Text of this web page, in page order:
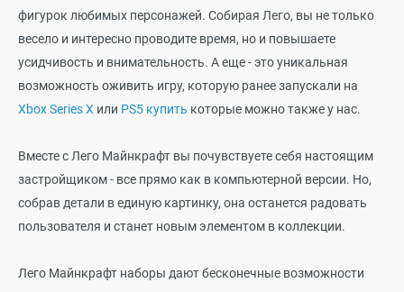
фигурок любимых персонажей. Собирая Лего, вы не только
весело и интересно проводите время, но и повышаете
усидчивость и внимательность. А еще - это уникальная
возможность оживить игру, которую ранее запускали на
Xbox Series X или PS5 купить которые можно также у нас.
Вместе с Лего Майнкрафт вы почувствуете себя настоящим
застройщиком - все прямо как в компьютерной версии. Но,
собрав детали в единую картинку, она останется радовать
пользователя и станет новым элементом в коллекции.
Лего Майнкрафт наборы дают бесконечные возможности